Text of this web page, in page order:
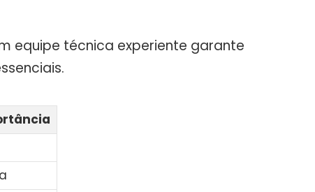
equipe técnica experiente garante